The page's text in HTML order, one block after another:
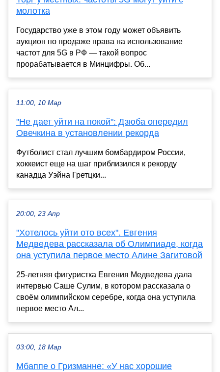
молотка
Государство уже в этом году может объявить
аукцион по продаже права на использование
частот для 5G в РФ — такой вопрос
прорабатывается в Минцифры. Об...
11:00, 10 Мар
"Не дает уйти на покой": Дзюба опередил
Овечкина в установлении рекорда
Футболист стал лучшим бомбардиром России,
хоккеист еще на шаг приблизился к рекорду
канадца Уэйна Гретцки...
20:00, 23 Апр
"Хотелось уйти ото всех". Евгения
Медведева рассказала об Олимпиаде, когда
она уступила первое место Алине Загитовой
25-летняя фигуристка Евгения Медведева дала
интервью Саше Сулим, в котором рассказала о
своём олимпийском серебре, когда она уступила
первое место Ал...
03:00, 18 Мар
Мбаппе о Гризманне: «У нас хорошие